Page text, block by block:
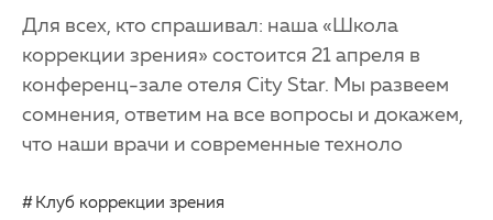
Для всех, кто спрашивал: наша «Школа
коррекции зрения» состоится 21 апреля в
конференц-зале отеля City Star. Мы развеем
сомнения, ответим на все вопросы и докажем,
что наши врачи и современные техноло
Клуб коррекции зрения